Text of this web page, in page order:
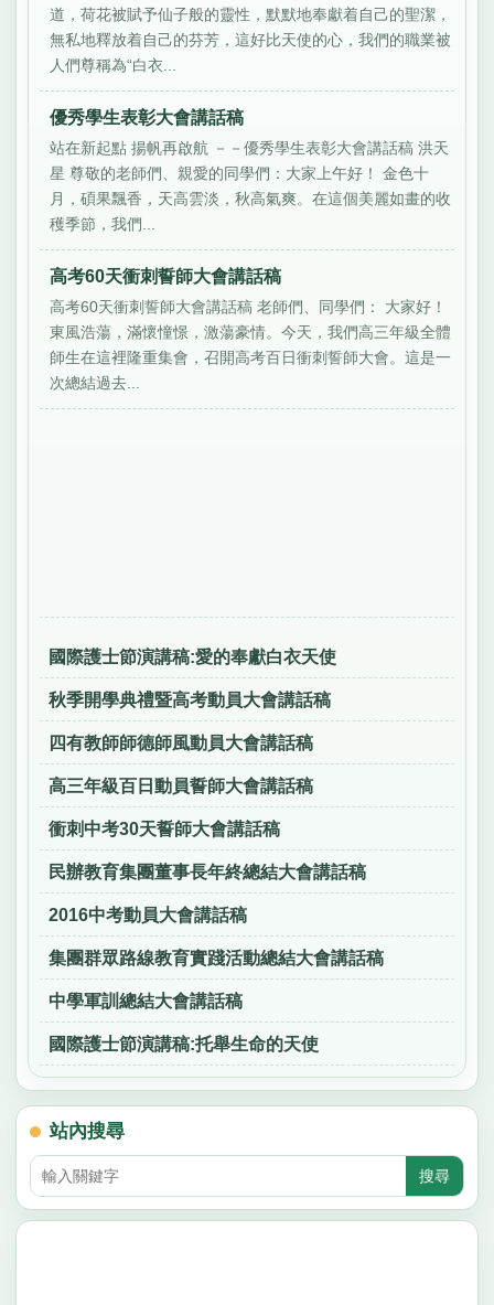
道，荷花被賦予仙子般的靈性，默默地奉獻着自己的聖潔，
無私地釋放着自己的芬芳，這好比天使的心，我們的職業被
人們尊稱為“白衣...
優秀學生表彰大會講話稿
站在新起點 揚帆再啟航 －－優秀學生表彰大會講話稿 洪天
星 尊敬的老師們、親愛的同學們：大家上午好！ 金色十
月，碩果飄香，天高雲淡，秋高氣爽。在這個美麗如畫的收
穫季節，我們...
高考60天衝刺誓師大會講話稿
高考60天衝刺誓師大會講話稿 老師們、同學們： 大家好！
東風浩蕩，滿懷憧憬，激蕩豪情。今天，我們高三年級全體
師生在這裡隆重集會，召開高考百日衝刺誓師大會。這是一
次總結過去...
國際護士節演講稿:愛的奉獻白衣天使
秋季開學典禮暨高考動員大會講話稿
四有教師師德師風動員大會講話稿
高三年級百日動員誓師大會講話稿
衝刺中考30天誓師大會講話稿
民辦教育集團董事長年終總結大會講話稿
2016中考動員大會講話稿
集團群眾路線教育實踐活動總結大會講話稿
中學軍訓總結大會講話稿
國際護士節演講稿:托舉生命的天使
站內搜尋